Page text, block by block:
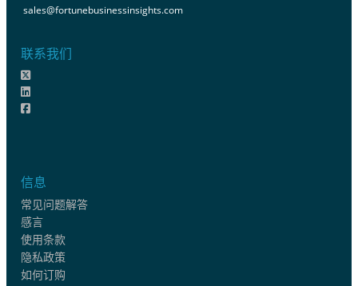
sales@fortunebusinessinsights.com
联系我们
信息
常见问题解答
感言
使用条款
隐私政策
如何订购